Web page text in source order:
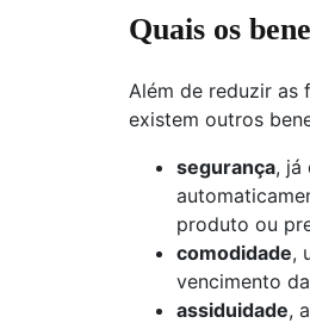
Quais os
Além de reduzir as
existem outros
segurança, já
produto ou
comodidade,
vencimento
assiduidade,